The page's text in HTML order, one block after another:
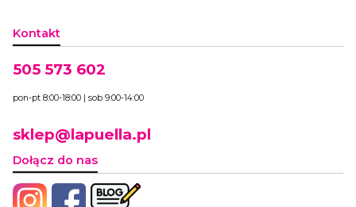
Kontakt
505 573 602
pon-pt 8:00-18:00 | sob 9:00-14:00
sklep@lapuella.pl
Dołącz do nas